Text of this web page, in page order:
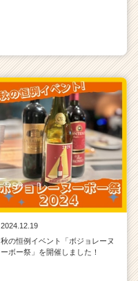
2024.12.19
秋の恒例イベント「ボジョレーヌ
ーボー祭」を開催しました！